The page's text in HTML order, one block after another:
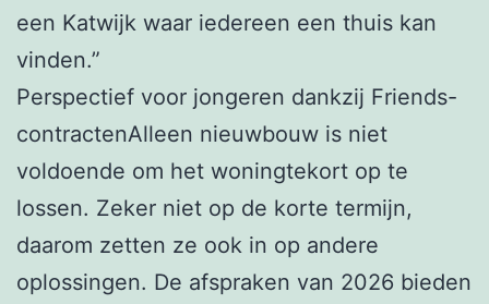
een Katwijk waar iedereen een thuis kan
vinden.”
Perspectief voor jongeren dankzij Friends-
contractenAlleen nieuwbouw is niet
voldoende om het woningtekort op te
lossen. Zeker niet op de korte termijn,
daarom zetten ze ook in op andere
oplossingen. De afspraken van 2026 bieden